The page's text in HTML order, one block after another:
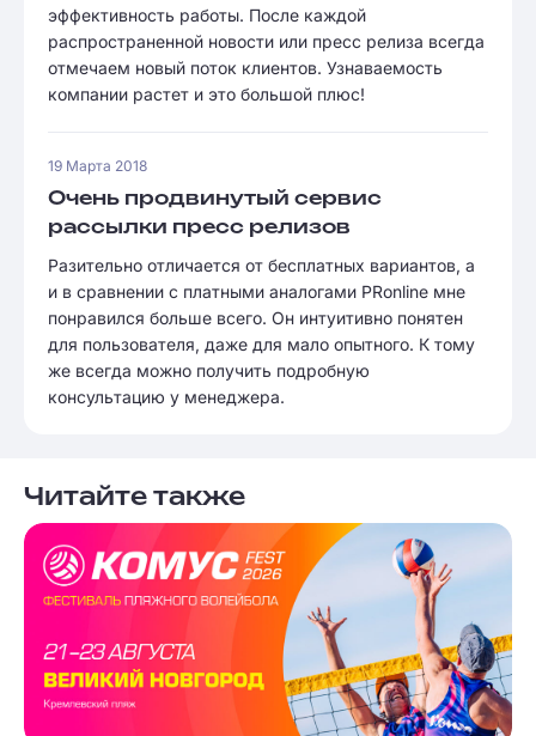
эффективность работы. После каждой
распространенной новости или пресс релиза всегда
отмечаем новый поток клиентов. Узнаваемость
компании растет и это большой плюс!
19 Марта 2018
Очень продвинутый сервис
рассылки пресс релизов
Разительно отличается от бесплатных вариантов, а
и в сравнении с платными аналогами PRonline мне
понравился больше всего. Он интуитивно понятен
для пользователя, даже для мало опытного. К тому
же всегда можно получить подробную
консультацию у менеджера.
Читайте также